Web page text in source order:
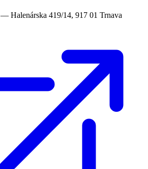
— Halenárska 419/14, 917 01 Trnava